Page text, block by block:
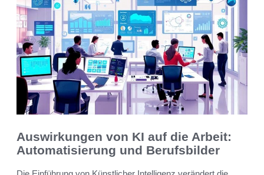
Auswirkungen von KI auf die Arbeit:
Automatisierung und Berufsbilder